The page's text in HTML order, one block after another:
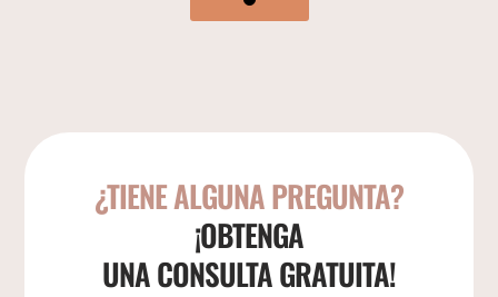
¿TIENE ALGUNA PREGUNTA?
¡OBTENGA
UNA CONSULTA GRATUITA!